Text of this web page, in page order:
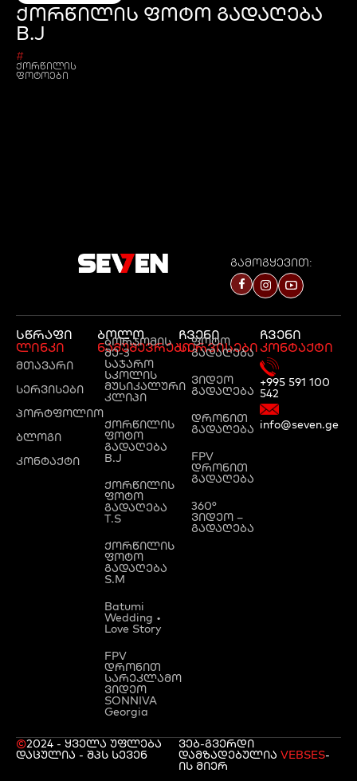
ქორწილის ფოტო გადაღება
B.J
#
ქორწილის
ფოტოები
გამოგყევით:
სწრაფი
ლინკი
მთავარი
სერვისები
პორტფოლიო
ბლოგი
კონტაქტი
ბოლო
ნამუშევრები
ბორჯომის
მე-3
საჯარო
სკოლის
მუსიკალური
კლიპი
ქორწილის
ფოტო
გადაღება
B.J
ქორწილის
ფოტო
გადაღება
T.S
ქორწილის
ფოტო
გადაღება
S.M
Batumi
Wedding •
Love Story
FPV
დრონით
სარეკლამო
ვიდეო
SONNIVA
Georgia
ჩვენი
სერვისები
ფოტო
გადაღება
ვიდეო
გადაღება
დრონით
გადაღება
FPV
დრონით
გადაღება
360°
ვიდეო –
გადაღება
ჩვენი
კონტაქტი
+995 591 100
542
info@seven.ge
©2024 - ყველა უფლება
დაცულია - შპს სევენ
ვებ-გვერდი
დამზადებულია VEBSES-
ის მიერ